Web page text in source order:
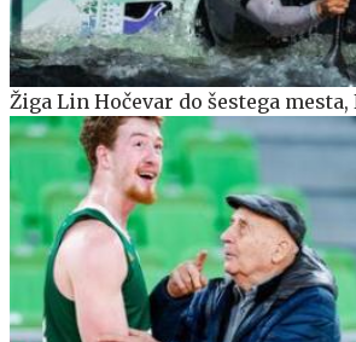
Žiga Lin Hočevar do šestega mesta,